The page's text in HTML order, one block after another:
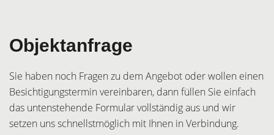
Objektanfrage
Sie haben noch Fragen zu dem Angebot oder wollen einen
Besichtigungstermin vereinbaren, dann füllen Sie einfach
das untenstehende Formular vollständig aus und wir
setzen uns schnellstmöglich mit Ihnen in Verbindung.